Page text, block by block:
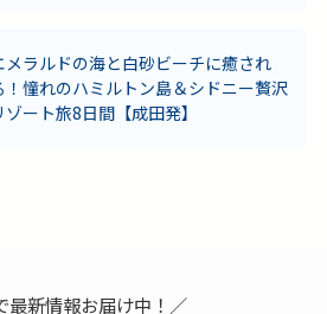
メラルドの海と白砂ビーチに癒され
！憧れのハミルトン島＆シドニー贅沢
ゾート旅8日間【成田発】
最新情報お届け中！／